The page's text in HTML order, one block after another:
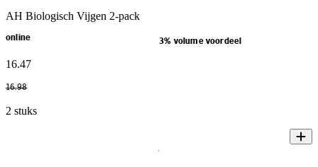
AH Biologisch Vijgen 2-pack
online 3% volume voordeel
16.47
16.98
2 stuks